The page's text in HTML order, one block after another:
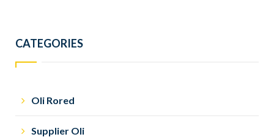
CATEGORIES
Oli Rored
Supplier Oli